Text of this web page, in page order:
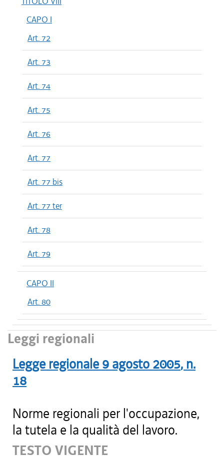
CAPO I
Art. 72
Art. 73
Art. 74
Art. 75
Art. 76
Art. 77
Art. 77 bis
Art. 77 ter
Art. 78
Art. 79
CAPO II
Art. 80
Leggi regionali
Legge regionale 9 agosto 2005, n.
18
Norme regionali per l'occupazione,
la tutela e la qualità del lavoro.
TESTO VIGENTE